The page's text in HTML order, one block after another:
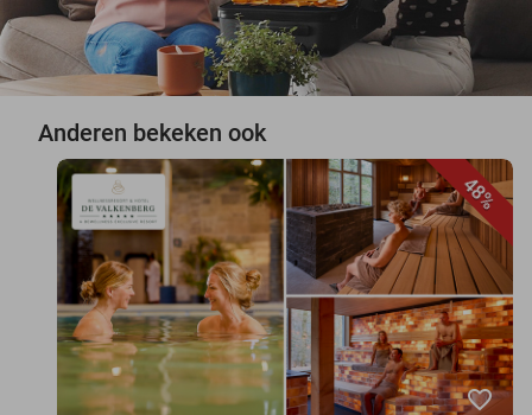
Anderen bekeken ook
48%
favorite_border